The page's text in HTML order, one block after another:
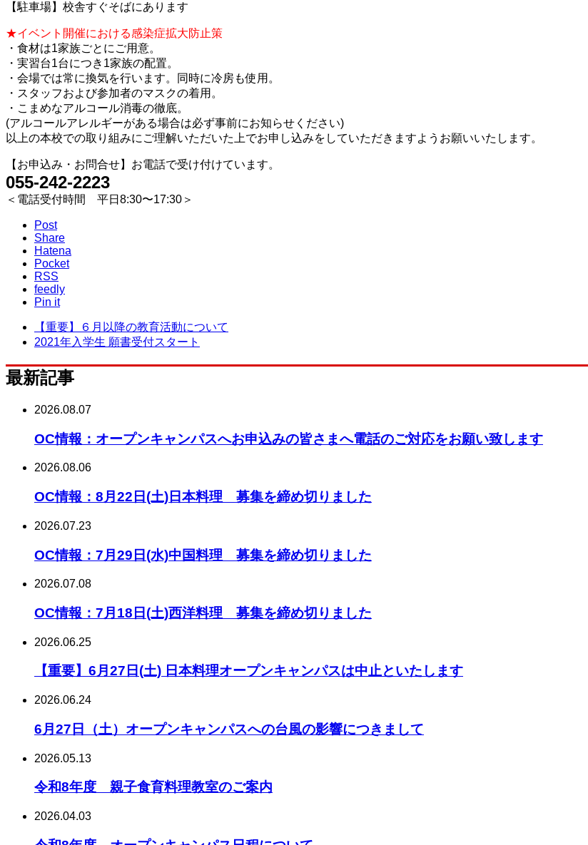
【駐車場】校舎すぐそばにあります
★イベント開催における感染症拡大防止策
・食材は1家族ごとにご用意。
・実習台1台につき1家族の配置。
・会場では常に換気を行います。同時に冷房も使用。
・スタッフおよび参加者のマスクの着用。
・こまめなアルコール消毒の徹底。
(アルコールアレルギーがある場合は必ず事前にお知らせください)
以上の本校での取り組みにご理解いただいた上でお申し込みをしていただきますようお願いいたします。
【お申込み・お問合せ】お電話で受け付けています。
055-242-2223
＜電話受付時間 平日8:30〜17:30＞
Post
Share
Hatena
Pocket
RSS
feedly
Pin it
【重要】６月以降の教育活動について
2021年入学生 願書受付スタート
最新記事
2026.08.07
OC情報：オープンキャンパスへお申込みの皆さまへ電話のご対応をお願い致します
2026.08.06
OC情報：8月22日(土)日本料理 募集を締め切りました
2026.07.23
OC情報：7月29日(水)中国料理 募集を締め切りました
2026.07.08
OC情報：7月18日(土)西洋料理 募集を締め切りました
2026.06.25
【重要】6月27日(土) 日本料理オープンキャンパスは中止といたします
2026.06.24
6月27日（土）オープンキャンパスへの台風の影響につきまして
2026.05.13
令和8年度 親子食育料理教室のご案内
2026.04.03